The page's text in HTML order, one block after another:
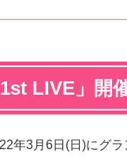
LIVE」開
年3月6日(日)にグ